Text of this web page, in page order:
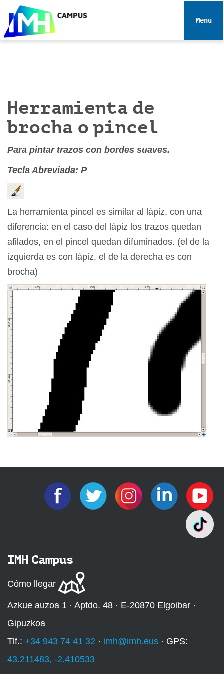
e
Toggle
Herramienta de
brocha o pincel
Para pintar trazos con bordes suaves.
Tecla Abreviada: P
La herramienta pincel es similar al lápiz, con una
diferencia: en el caso del lápiz los trazos quedan
afilados, en el pincel quedan difuminados. (el de la
izquierda es con lápiz, el de la derecha es con
brocha)
IMH Campus
Cómo llegar
Azkue auzoa 1 · Aptdo. 48 · E-20870 Elgoibar ·
Gipuzkoa
Tlf.: +34 943 74 41 32 · imh@imh.eus · GPS:
43.211483, -2.410533